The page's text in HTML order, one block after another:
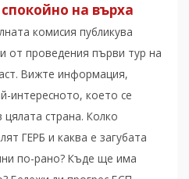
на върха
комисия публикува
от проведения първи тур на
Вижте информация,
интересното, което се
страна. Колко
ГЕРБ и каква е загубата
по-рано? Къде ще има